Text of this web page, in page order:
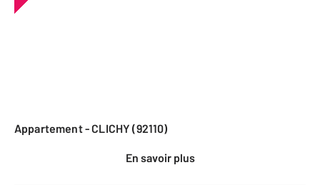
Appartement - CLICHY (92110)
En savoir plus